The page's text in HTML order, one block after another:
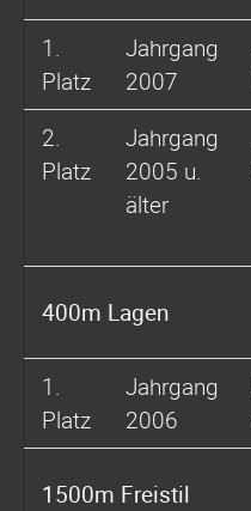
1.
Platz
Jahrgang
2007
2.
Platz
Jahrgang
2005 u.
älter
400m Lagen
1.
Platz
Jahrgang
2006
1500m Freistil